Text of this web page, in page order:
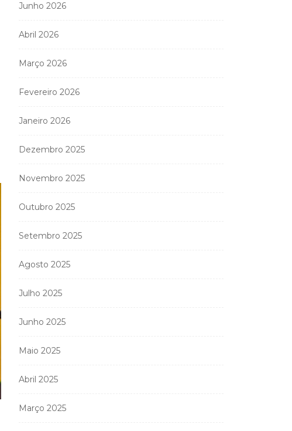
Junho 2026
Abril 2026
Março 2026
Fevereiro 2026
Janeiro 2026
Dezembro 2025
Novembro 2025
Outubro 2025
Setembro 2025
Agosto 2025
Julho 2025
Junho 2025
Maio 2025
Abril 2025
Março 2025